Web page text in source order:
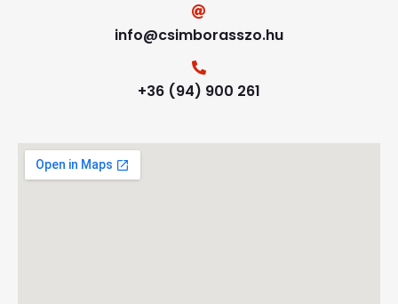
info@csimborasszo.hu
+36 (94) 900 261